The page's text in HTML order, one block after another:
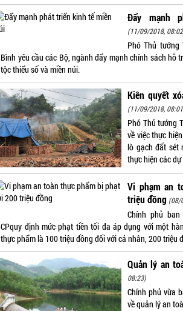
Đẩy mạnh
(11/09/2018,
Phó Thủ tướng
Bình yêu cầu các Bộ, ngành đẩy mạnh chính sách hỗ
tộc thiểu số và miền núi.
Kiên quyết
(11/09/2018,
Phó Thủ tướng
về việc thực
lò gạch đất sét
thực hiện các
Vi phạm an
triệu đồng (08/
Chính phủ
CPquy định mức phạt tiền tối đa áp dụng với một
thực phẩm là 100 triệu đồng đối với cá nhân, 200 triệu
Quản lý an
08:23)
Chính phủ vừa
về quản lý an